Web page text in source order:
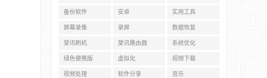
备份软件 安卓 实用工具
屏幕录像 录屏 数据恢复
斐讯刷机 斐讯路由器 系统优化
绿色便携版 虚拟化 视频下载
视频处理 软件分享 音乐